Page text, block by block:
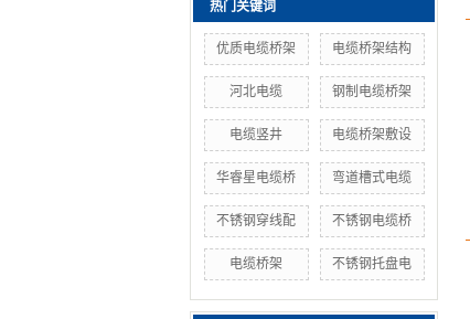
热门关键词
优质电缆桥架 电缆桥架结构
河北电缆 钢制电缆桥架
电缆竖井 电缆桥架敷设
华睿星电缆桥 弯道槽式电缆
不锈钢穿线配 不锈钢电缆桥
电缆桥架 不锈钢托盘电